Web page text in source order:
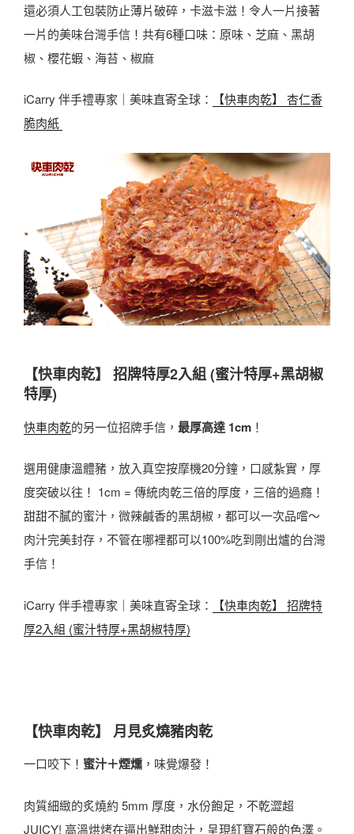
還必須人工包裝防止薄片破碎，卡滋卡滋！令人一片接著
一片的美味台灣手信！共有6種口味：原味、芝麻、黑胡
椒、櫻花蝦、海苔、椒麻
iCarry 伴手禮專家｜美味直寄全球：
【快車肉乾】 杏仁香
脆肉紙
【快車肉乾】 招牌特厚2入組 (蜜汁特厚+黑胡椒
特厚)
快車肉乾的另一位招牌手信， 最厚高達 1cm ！
選用健康溫體豬，放入真空按摩機20分鐘，口感紮實，厚
度突破以往！ 1cm = 傳統肉乾三倍的厚度，三倍的過癮！
甜甜不膩的蜜汁，微辣鹹香的黑胡椒，都可以一次品嚐～
肉汁完美封存，不管在哪裡都可以100%吃到剛出爐的台灣
手信！
iCarry 伴手禮專家｜美味直寄全球：
【快車肉乾】 招牌特
厚2入組 (蜜汁特厚+黑胡椒特厚)
【快車肉乾】 月見炙燒豬肉乾
一口咬下！ 蜜汁＋煙燻 ，味覺爆發！
肉質細緻的炙燒約 5mm 厚度，水份飽足，不乾澀超
JUICY! 高溫烘烤在逼出鮮甜肉汁，呈現紅寶石般的色澤。